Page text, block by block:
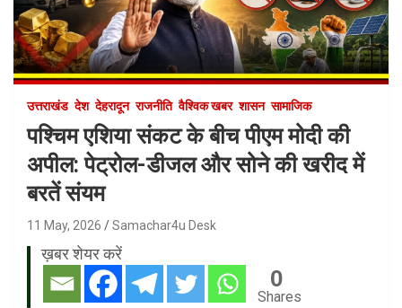
उत्तराखंड देश देहरादून राजनीति वैश्विक खबर शासन सामाजिक
पश्चिम एशिया संकट के बीच पीएम मोदी की
अपील: पेट्रोल-डीजल और सोने की खरीद में
बरतें संयम
11 May, 2026 Samachar4u Desk
ख़बर शेयर करें
0
Shares